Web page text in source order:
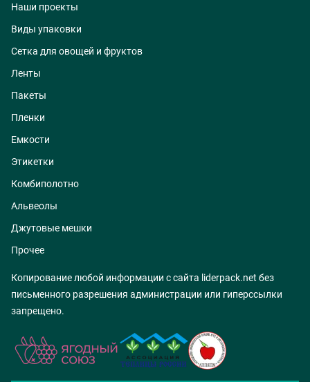
Наши проекты
Виды упаковки
Сетка для овощей и фруктов
Ленты
Пакеты
Пленки
Емкости
Этикетки
Комбиполотно
Альвеолы
Джутовые мешки
Прочее
Копирование любой информации с сайта liderpack.net без
письменного разрешения администрации или гиперссылки
запрещено.